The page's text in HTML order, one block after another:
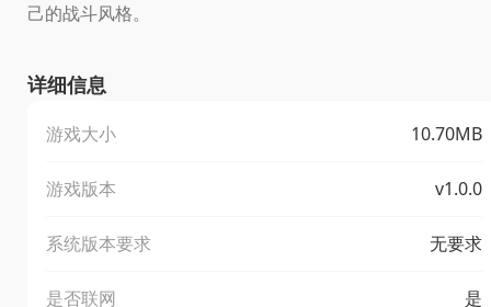
己的战斗风格。
详细信息
游戏大小 10.70MB
游戏版本 v1.0.0
系统版本要求 无要求
是否联网 是